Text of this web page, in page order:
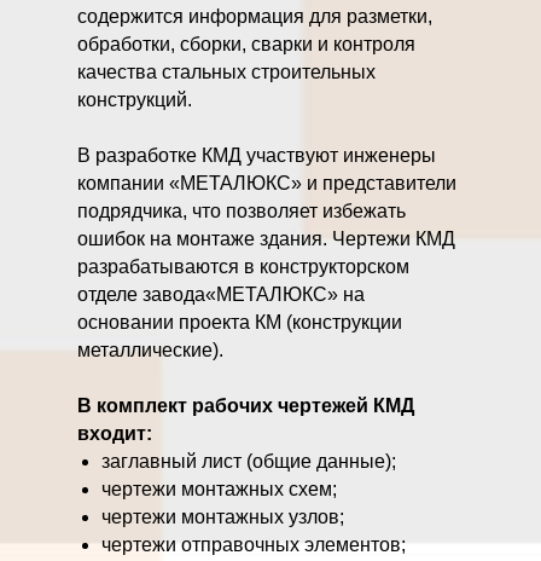
содержится информация для разметки,
обработки, сборки, сварки и контроля
качества стальных строительных
конструкций.
В разработке КМД участвуют инженеры
компании «МЕТАЛЮКС» и представители
подрядчика, что позволяет избежать
ошибок на монтаже здания. Чертежи КМД
разрабатываются в конструкторском
отделе завода«МЕТАЛЮКС» на
основании проекта КМ (конструкции
металлические).
В комплект рабочих чертежей КМД
входит:
заглавный лист (общие данные);
чертежи монтажных схем;
чертежи монтажных узлов;
чертежи отправочных элементов;